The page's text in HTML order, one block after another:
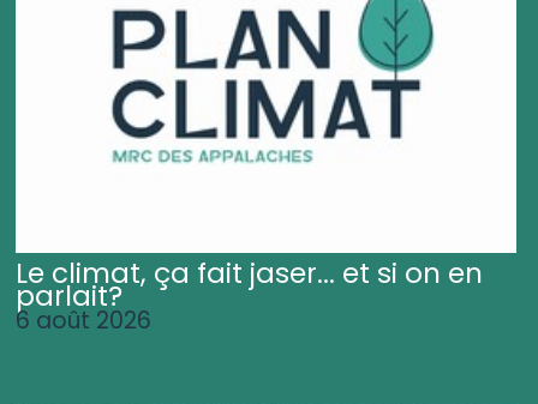
Le climat, ça fait jaser... et si on en
parlait?
6 août 2026